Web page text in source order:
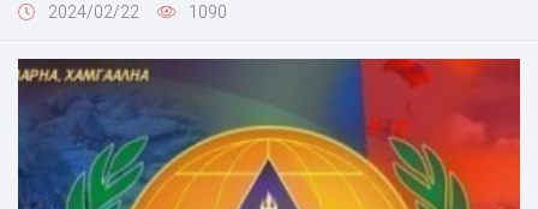
ээжүүд түгээмэл болжээ. 24-ийн цэцэрлэгт хүүхдээ өгснөөр
хэрэглэж, өмсөж , тайлж сурна. Мөн хичээлүүдээ бие даагаад
хийчихдэг болно. За бусад нь гэвэл, 24-ийн хүүхдүүд шөнө маш
их уйлдаг. Нэг нь уйлахад бусад нь дагаж уйлдаг. Зарим нь
орондоо өдөр бүр шээнэ. Уйлж байгаа ганц шалтгаан нь аав
ээж , гэр бүлээ санасан нь тэр. "Санаад байна аа нэг залгаад
өгөөч багшаа, нэгхэн утсаар ярьчихъя л даа багшаа" гэж
2024/02/22 1090